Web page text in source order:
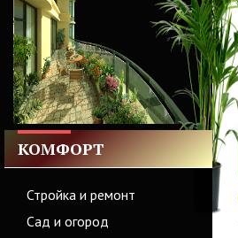
КОМФОРТ
Стройка и ремонт
Сад и огород